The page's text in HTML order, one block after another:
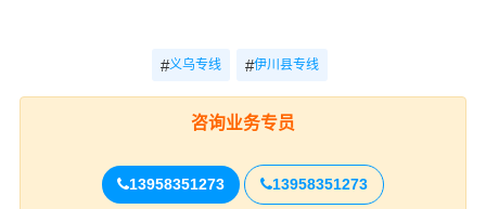
考
参考
电话咨询
#义乌专线 #伊川县专线
咨询业务专员
13958351273 13958351273